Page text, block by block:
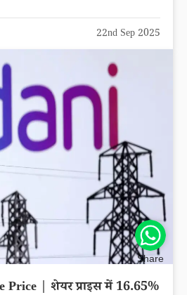
22nd Sep 2025
Price | शेयर प्राइस में 16.65%
Share